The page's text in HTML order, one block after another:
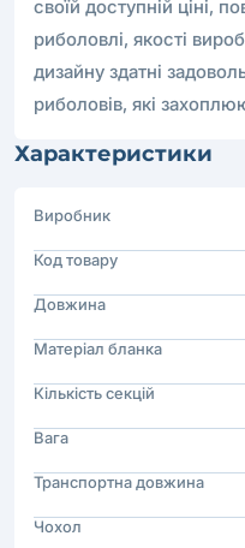
своїй доступній ціні,
риболовлі, якості
дизайну здатні
риболовів, які
Характеристики
Виробник
Код товару
Довжина
Матеріал бланка
Кількість секцій
Вага
Транспортна довжина
Чохол